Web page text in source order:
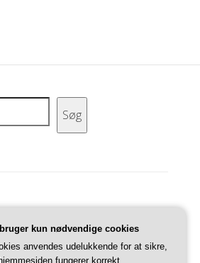
Søg
kun nødvendige cookies
anvendes udelukkende for at sikre,
fungerer korrekt.